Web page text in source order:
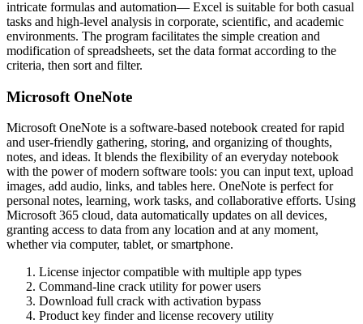
intricate formulas and automation— Excel is suitable for both casual
tasks and high-level analysis in corporate, scientific, and academic
environments. The program facilitates the simple creation and
modification of spreadsheets, set the data format according to the
criteria, then sort and filter.
Microsoft OneNote
Microsoft OneNote is a software-based notebook created for rapid
and user-friendly gathering, storing, and organizing of thoughts,
notes, and ideas. It blends the flexibility of an everyday notebook
with the power of modern software tools: you can input text, upload
images, add audio, links, and tables here. OneNote is perfect for
personal notes, learning, work tasks, and collaborative efforts. Using
Microsoft 365 cloud, data automatically updates on all devices,
granting access to data from any location and at any moment,
whether via computer, tablet, or smartphone.
License injector compatible with multiple app types
Command-line crack utility for power users
Download full crack with activation bypass
Product key finder and license recovery utility